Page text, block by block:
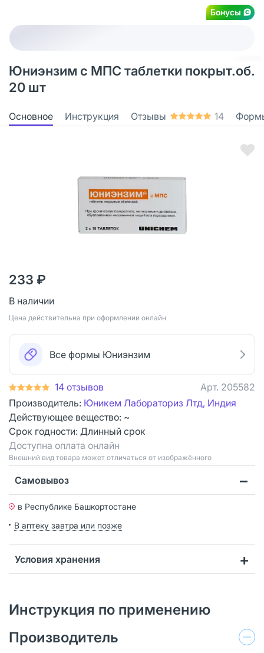
Бонусы
Юниэнзим с МПС таблетки покрыт.об.
20 шт
Основное Инструкция Отзывы 14
233 ₽
В наличии
Цена действительна при оформлении онлайн
Все формы Юниэнзим
14 отзывов Арт. 205582
Производитель: Юникем Лабораториз Лтд, Индия
Действующее вещество: ~
Срок годности: Длинный срок
Доступна оплата онлайн
Bнешний вид товара может отличаться от изображённого
Самовывоз
в Республике Башкортостане
В аптеку завтра или позже
Условия хранения
Инструкция по применению
Производитель